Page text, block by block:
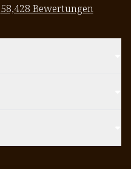
58,428 Bewertungen